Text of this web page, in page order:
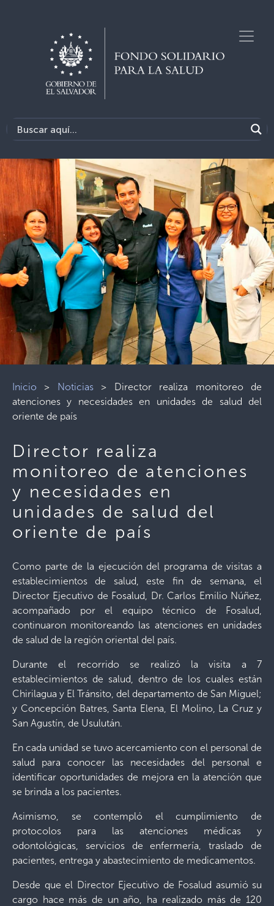
Inicio > Noticias> Director realiza monitoreo de
atenciones y necesidades en unidades de salud del
oriente de país
Director realiza
monitoreo de atenciones
y necesidades en
unidades de salud del
oriente de país
Como parte de la ejecución del programa de visitas a
establecimientos de salud, este fin de semana, el
Director Ejecutivo de Fosalud, Dr. Carlos Emilio Núñez,
acompañado por el equipo técnico de Fosalud,
continuaron monitoreando las atenciones en unidades
de salud de la región oriental del país.
Durante el recorrido se realizó la visita a 7
establecimientos de salud, dentro de los cuales están
Chirilagua y El Tránsito, del departamento de San Miguel;
y Concepción Batres, Santa Elena, El Molino, La Cruz y
San Agustín, de Usulután.
En cada unidad se tuvo acercamiento con el personal de
salud para conocer las necesidades del personal e
identificar oportunidades de mejora en la atención que
se brinda a los pacientes.
Asimismo, se contempló el cumplimiento de
protocolos para las atenciones médicas y
odontológicas, servicios de enfermería, traslado de
pacientes, entrega y abastecimiento de medicamentos.
Desde que el Director Ejecutivo de Fosalud asumió su
cargo hace más de un año, ha realizado más de 120